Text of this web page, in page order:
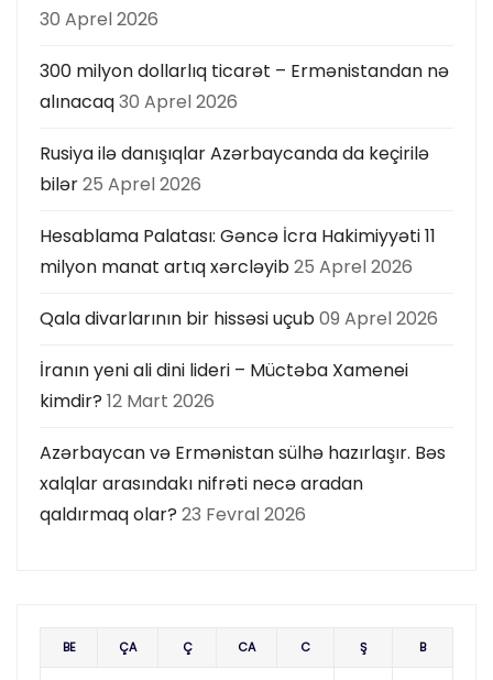
30 Aprel 2026
300 milyon dollarlıq ticarət – Ermənistandan nə
alınacaq30 Aprel 2026
Rusiya ilə danışıqlar Azərbaycanda da keçirilə
bilər25 Aprel 2026
Hesablama Palatası: Gəncə İcra Hakimiyyəti 11
milyon manat artıq xərcləyib25 Aprel 2026
Qala divarlarının bir hissəsi uçub09 Aprel 2026
İranın yeni ali dini lideri – Müctəba Xamenei
kimdir? 12 Mart 2026
Azərbaycan və Ermənistan sülhə hazırlaşır. Bəs
xalqlar arasındakı nifrəti necə aradan
qaldırmaq olar? 23 Fevral 2026
BE ÇA Ç CA C Ş B